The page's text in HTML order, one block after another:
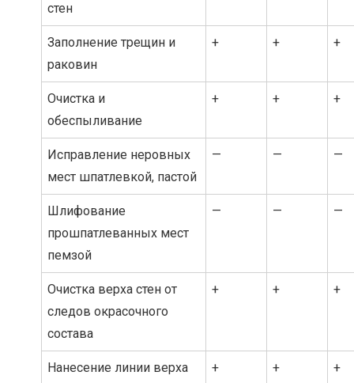
стен
Заполнение трещин и
раковин
+ + +
Очистка и
обеспыливание
+ + +
Исправление неровных
мест шпатлевкой, пастой
— — —
Шлифование
прошпатлеванных мест
пемзой
— — —
Очистка верха стен от
следов окрасочного
состава
+ + +
Нанесение линии верха
+ + +